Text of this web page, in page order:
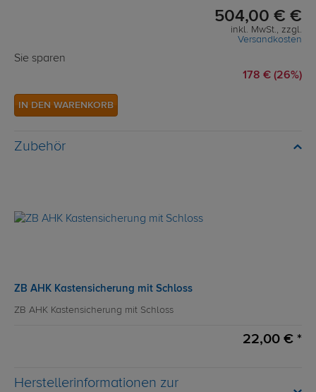
504,00 € €
inkl. MwSt., zzgl.
Versandkosten
Sie sparen
178 € (26%)
IN DEN WARENKORB
Zubehör
ZB AHK Kastensicherung mit Schloss
ZB AHK Kastensicherung mit Schloss
22,00 € *
Herstellerinformationen zur